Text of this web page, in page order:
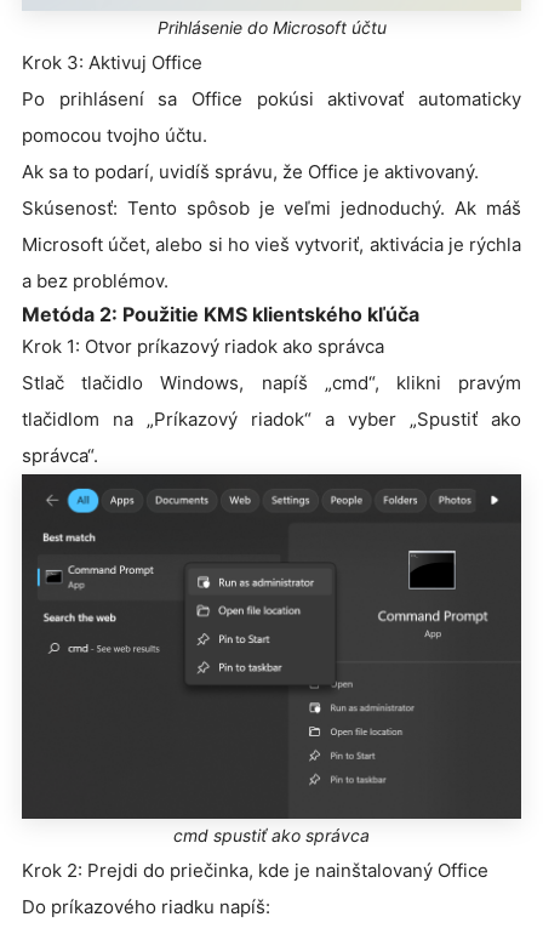
Prihlásenie do Microsoft účtu
Krok 3: Aktivuj Office
Po prihlásení sa Office pokúsi aktivovať automaticky
pomocou tvojho účtu.
Ak sa to podarí, uvidíš správu, že Office je aktivovaný.
Skúsenosť: Tento spôsob je veľmi jednoduchý. Ak máš
Microsoft účet, alebo si ho vieš vytvoriť, aktivácia je rýchla
a bez problémov.
Metóda 2: Použitie KMS klientského kľúča
Krok 1: Otvor príkazový riadok ako správca
Stlač tlačidlo Windows, napíš „cmd“, klikni pravým
tlačidlom na „Príkazový riadok“ a vyber „Spustiť ako
správca“.
cmd spustiť ako správca
Krok 2: Prejdi do priečinka, kde je nainštalovaný Office
Do príkazového riadku napíš: